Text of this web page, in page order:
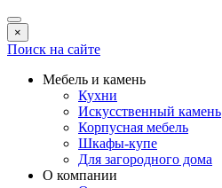
×
Поиск на сайте
Мебель и камень
Кухни
Искусственный камень
Корпусная мебель
Шкафы-купе
Для загородного дома
О компании